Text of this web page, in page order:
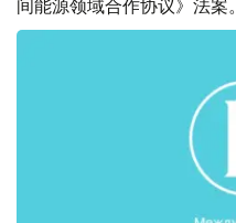
间能源领域合作协议》法案。